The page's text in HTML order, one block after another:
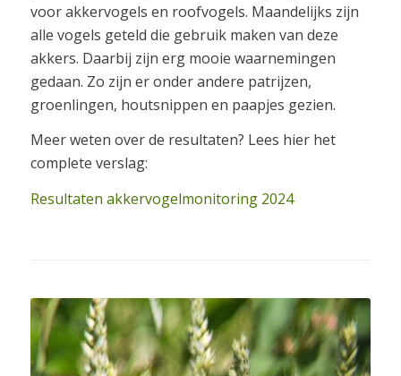
voor akkervogels en roofvogels. Maandelijks zijn
alle vogels geteld die gebruik maken van deze
akkers. Daarbij zijn erg mooie waarnemingen
gedaan. Zo zijn er onder andere patrijzen,
groenlingen, houtsnippen en paapjes gezien.
Meer weten over de resultaten? Lees hier het
complete verslag:
Resultaten akkervogelmonitoring 2024